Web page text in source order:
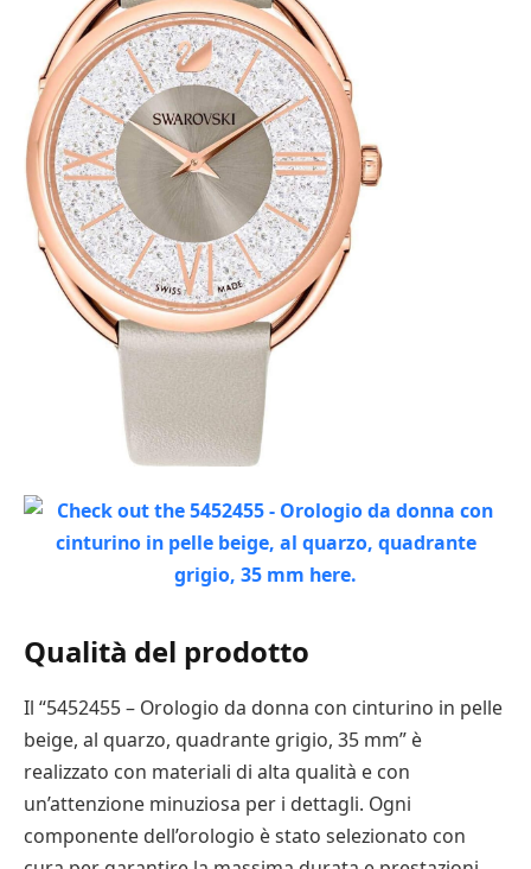
Qualità del prodotto
Il “5452455 – Orologio da donna con cinturino in pelle
beige, al quarzo, quadrante grigio, 35 mm” è
realizzato con materiali di alta qualità e con
un’attenzione minuziosa per i dettagli. Ogni
componente dell’orologio è stato selezionato con